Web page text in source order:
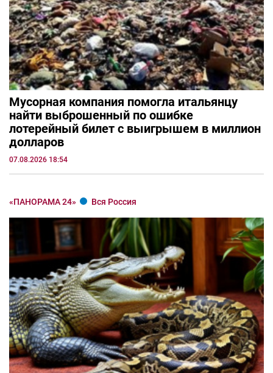
Мусорная компания помогла итальянцу
найти выброшенный по ошибке
лотерейный билет с выигрышем в миллион
долларов
07.08.2026 18:54
«ПАНОРАМА 24» Вся Россия